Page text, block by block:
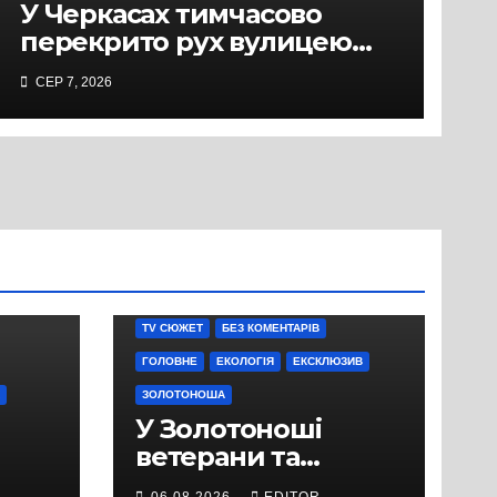
У Черкасах тимчасово
перекрито рух вулицею
Хрещатик на перехресті з
Грушевського через
ремонт тепломережі
СЕР 7, 2026
TV СЮЖЕТ БЕЗ КОМЕНТАРІВ
ГОЛОВНЕ ЕКОЛОГІЯ ЕКСКЛЮЗИВ
ЗОЛОТОНОША
У Золотоноші
ветерани та
місцеві жителі